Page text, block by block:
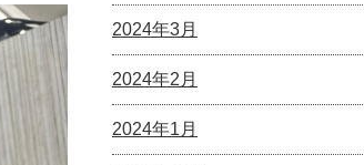
2024年3月
2024年2月
2024年1月